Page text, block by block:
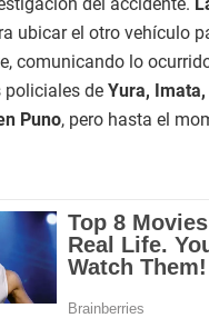
ubicar el otro vehículo
comunicando lo
policiales de Yura, Imata,
Puno, pero hasta el